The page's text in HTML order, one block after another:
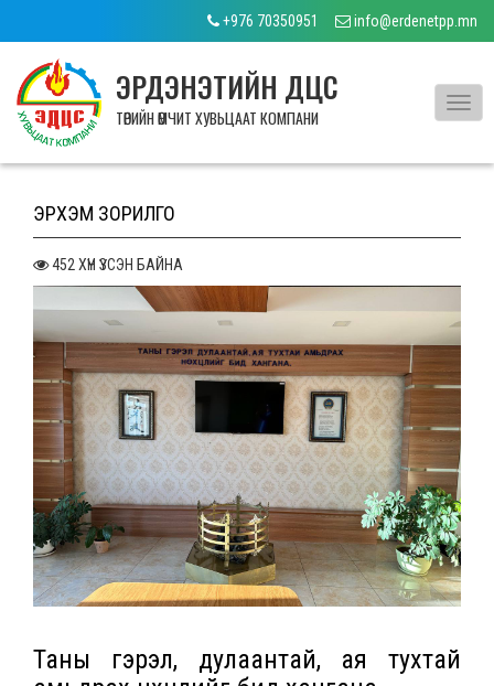
+976 70350951 info@erdenetpp.mn
ЭРДЭНЭТИЙН ДЦС
ТӨРИЙН ӨМЧИТ ХУВЬЦААТ КОМПАНИ
ЭРХЭМ ЗОРИЛГО
452 ХҮН ҮЗСЭН БАЙНА
Таны гэрэл, дулаантай, ая тухтай